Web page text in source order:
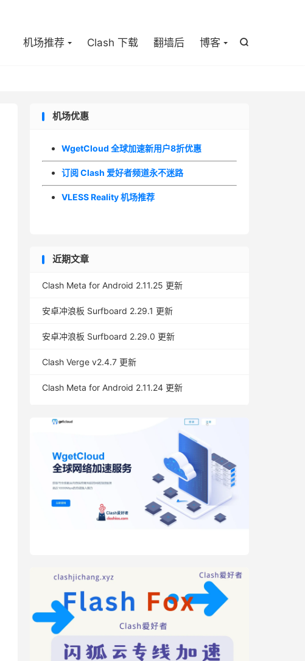

机场推荐 Clash 下载 翻墙后 博客
机场优惠
WgetCloud 全球加速新用户8折优惠
订阅 Clash 爱好者频道永不迷路
VLESS Reality 机场推荐
近期文章
Clash Meta for Android 2.11.25 更新
安卓冲浪板 Surfboard 2.29.1 更新
安卓冲浪板 Surfboard 2.29.0 更新
Clash Verge v2.4.7 更新
Clash Meta for Android 2.11.24 更新